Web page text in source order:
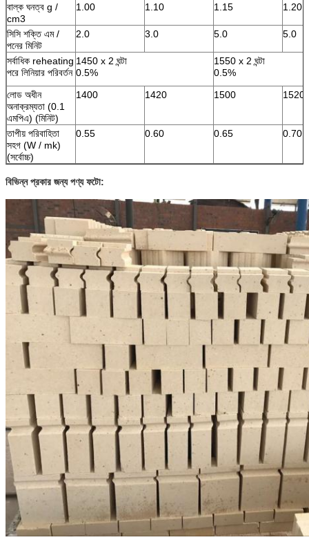
বাল্ক ঘনত্ব g /
cm3
1.00 1.10 1.15 1.20
সিসি শক্তি এম /
পনের মিনিট
2.0 3.0 5.0 5.0
সর্বাধিক reheating
পরে লিনিয়ার পরিবর্তন
1450 x 2 ঘন্টা
0.5%
1550 x 2 ঘন্টা
0.5%
লোড অধীন
অনাক্রম্যতা (0.1
এমপিএ) (মিনিট)
1400 1420 1500 1520
তাপীয় পরিবাহিতা
সহগ (W / mk)
(সর্বোচ্চ)
0.55 0.60 0.65 0.70
বিভিন্ন প্রকার জন্য পণ্য ফটো: